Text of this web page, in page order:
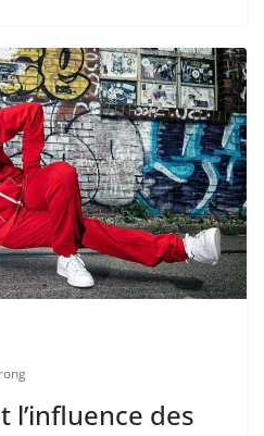
l’influence des